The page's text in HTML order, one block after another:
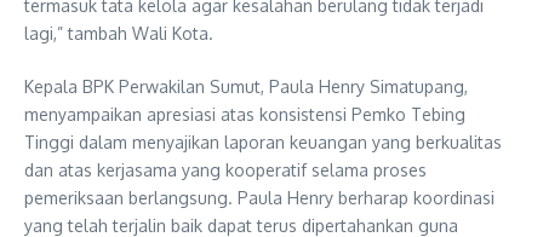
termasuk tata kelola agar kesalahan berulang tidak terjadi
lagi,” tambah Wali Kota.
Kepala BPK Perwakilan Sumut, Paula Henry Simatupang,
menyampaikan apresiasi atas konsistensi Pemko Tebing
Tinggi dalam menyajikan laporan keuangan yang berkualitas
dan atas kerjasama yang kooperatif selama proses
pemeriksaan berlangsung. Paula Henry berharap koordinasi
yang telah terjalin baik dapat terus dipertahankan guna